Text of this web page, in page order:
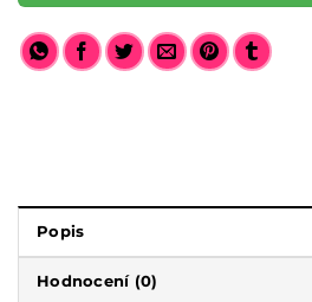
Popis
Hodnocení (0)